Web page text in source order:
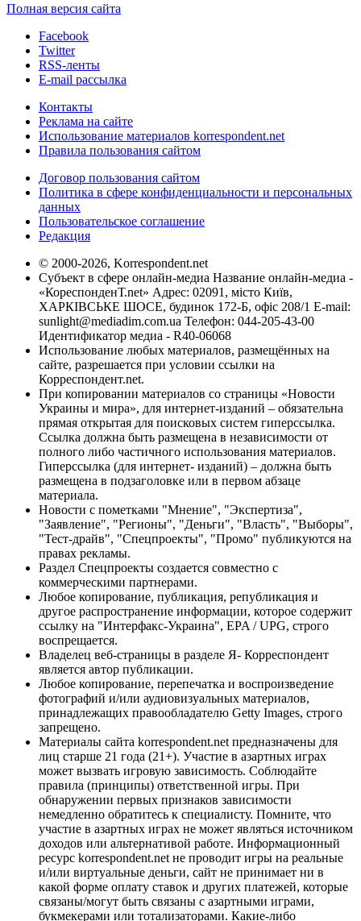
Полная версия сайта
Facebook
Twitter
RSS-ленты
E-mail рассылка
Контакты
Реклама на сайте
Использование материалов korrespondent.net
Правила пользования сайтом
Договор пользования сайтом
Политика в сфере конфиденциальности и персональных
данных
Пользовательское соглашение
Редакция
© 2000-2026, Korrespondent.net
Субъект в сфере онлайн-медиа Название онлайн-медиа -
«КореспонденТ.net» Адрес: 02091, місто Київ,
ХАРКІВСЬКЕ ШОСЕ, будинок 172-Б, офіс 208/1 E-mail:
sunlight@mediadim.com.ua Телефон: 044-205-43-00
Идентификатор медиа - R40-06068
Использование любых материалов, размещённых на
сайте, разрешается при условии ссылки на
Корреспондент.net.
При копировании материалов со страницы «Новости
Украины и мира», для интернет-изданий – обязательна
прямая открытая для поисковых систем гиперссылка.
Ссылка должна быть размещена в независимости от
полного либо частичного использования материалов.
Гиперссылка (для интернет- изданий) – должна быть
размещена в подзаголовке или в первом абзаце
материала.
Новости с пометками "Мнение", "Экспертиза",
"Заявление", "Регионы", "Деньги", "Власть", "Выборы",
"Тест-драйв", "Спецпроекты", "Промо" публикуются на
правах рекламы.
Раздел Спецпроекты создается совместно с
коммерческими партнерами.
Любое копирование, публикация, републикация и
другое распространение информации, которое содержит
ссылку на "Интерфакс-Украина", EPA / UPG, строго
воспрещается.
Владелец веб-страницы в разделе Я- Корреспондент
является автор публикации.
Любое копирование, перепечатка и воспроизведение
фотографий и/или аудиовизуальных материалов,
принадлежащих правообладателю Getty Images, строго
запрещено.
Материалы сайта korrespondent.net предназначены для
лиц старше 21 года (21+). Участие в азартных играх
может вызвать игровую зависимость. Соблюдайте
правила (принципы) ответственной игры. При
обнаружении первых признаков зависимости
немедленно обратитесь к специалисту. Помните, что
участие в азартных играх не может являться источником
доходов или альтернативой работе. Информационный
ресурс korrespondent.net не проводит игры на реальные
и/или виртуальные деньги, сайт не принимает ни в
какой форме оплату ставок и других платежей, которые
связаны/могут быть связаны с азартными играми,
букмекерами или тотализаторами. Какие-либо